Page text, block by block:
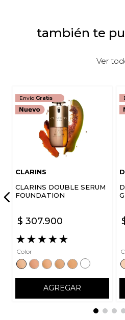
también te
Ver
Envío Gratis
CLARINS
CLARINS DOUBLE SERUM
FOUNDATION
$ 307.900
★★★★★
Color
AGREGAR